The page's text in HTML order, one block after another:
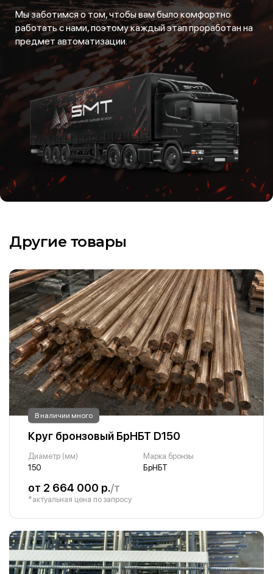
Мы заботимся о том, чтобы вам было комфортно
работать с нами, поэтому каждый этап проработан на
предмет автоматизации.
Другие товары
В наличии много
Круг бронзовый БрНБТ D150
Диаметр (мм)
150
Марка бронзы
БрНБТ
от 2 664 000 р./т
*актуальная цена по запросу